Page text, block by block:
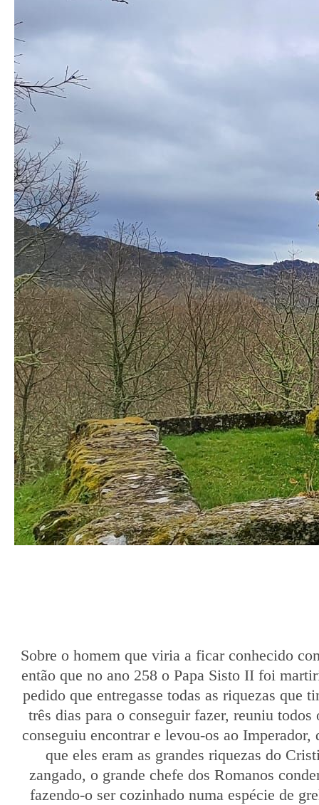
Sobre o homem que viria a ficar conhecido
então que no ano 258 o Papa Sisto II foi
pedido que entregasse todas as riquezas que
três dias para o conseguir fazer, reuniu todos
conseguiu encontrar e levou-os ao
que eles eram as grandes riquezas do
zangado, o grande chefe dos Romanos
fazendo-o ser cozinhado numa espécie de